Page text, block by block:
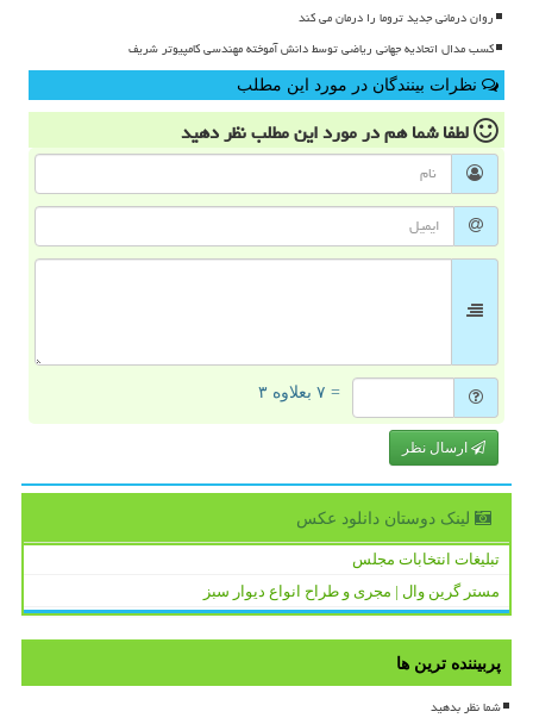
روان درمانی جدید تروما را درمان می کند
کسب مدال اتحادیه جهانی ریاضی توسط دانش آموخته مهندسی کامپیوتر شریف
نظرات بینندگان در مورد این مطلب
لطفا شما همدر مورد این مطلبنظر دهید
= ۷ بعلاوه ۳
ارسال نظر
لینک دوستان دانلود عكس
تبلیغات انتخابات مجلس
مستر گرین وال | مجری و طراح انواع دیوار سبز
پربیننده ترین ها
شما نظر بدهید